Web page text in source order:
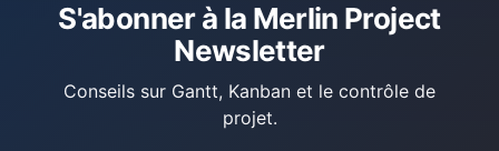
S'abonner à la Merlin Project
Newsletter
Conseils sur Gantt, Kanban et le contrôle de
projet.